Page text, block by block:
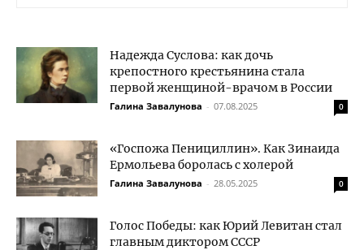
Надежда Суслова: как дочь
крепостного крестьянина стала
первой женщиной-врачом в России
Галина Завалунова - 07.08.2025 0
«Госпожа Пенициллин». Как Зинаида
Ермольева боролась с холерой
Галина Завалунова - 28.05.2025 0
Голос Победы: как Юрий Левитан стал
главным диктором СССР